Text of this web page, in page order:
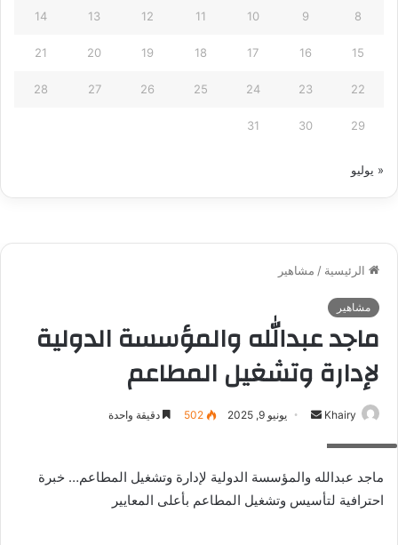
8
9
10
11
12
13
14
15
16
17
18
19
20
21
22
23
24
25
26
27
28
29
30
31
« يوليو